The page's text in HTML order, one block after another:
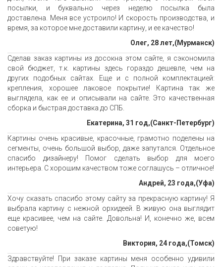
посылки, и буквально через неделю посылка была
доставлена. Меня все устроило! И скорость производства, и
время, за которое мне доставили картину, и ее качество!
Олег, 28 лет,(Мурманск)
Сделав заказ картины из досокна этом сайте, я сэкономила
свой бюджет, т.к. картины здесь гораздо дешевле, чем на
других подобных сайтах. Еще и с полной комплектацией:
крепления, хорошее лаковое покрытие! Картина так же
выглядела, как ее и описывали на сайте. Это качественная
сборка и быстрая доставка до СПБ.
Екатерина, 31 год,(Санкт-Петербург)
Картины очень красивые, красочные, грамотно поделены на
сегменты, очень большой выбор, даже запутался. Отдельное
спасибо дизайнеру! Помог сделать выбор для моего
интерьера. С хорошим качеством тоже соглашусь – отличное!
Андрей, 23 года,(Уфа)
Хочу сказать спасибо этому сайту за прекрасную картину! Я
выбрала картину с нежной орхидеей. В живую она выглядит
еще красивее, чем на сайте. Довольна! И, конечно же, всем
советую!
Виктория, 24 года,(Томск)
Здравствуйте! При заказе картины меня особенно удивили